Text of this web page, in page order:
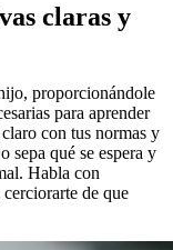
claras y
proporcionándole
para aprender
con tus normas y
sepa qué se espera y
Habla con
de que